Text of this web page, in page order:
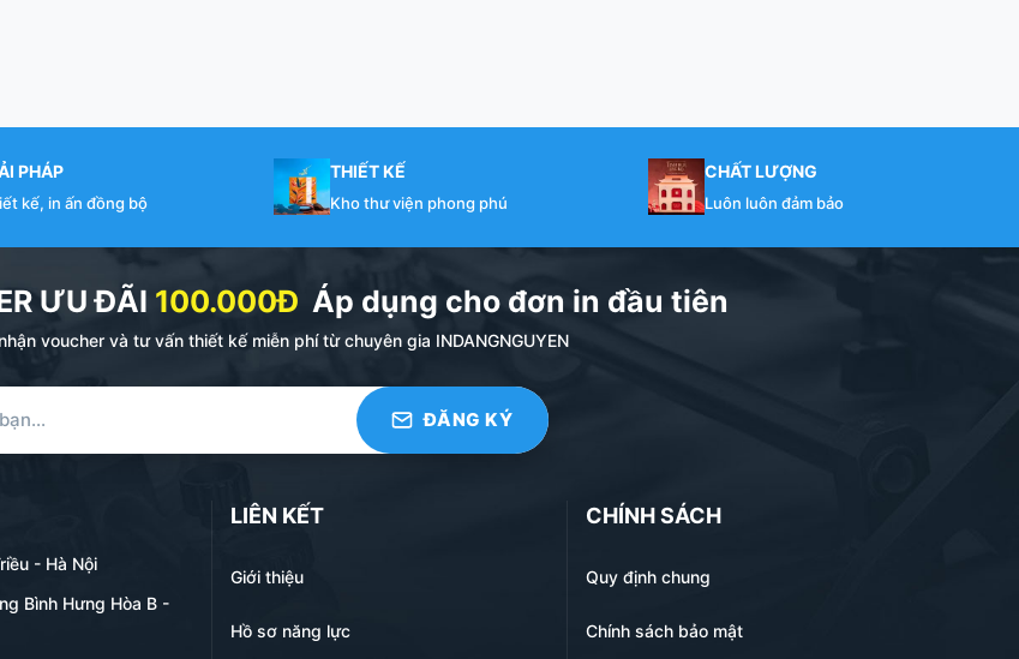
PHÁP
kế, in ấn đồng bộ
THIẾT KẾ
Kho thư viện phong phú
CHẤT LƯỢNG
Luôn luôn đảm bảo
ƯU ĐÃI 100.000Đ Áp dụng cho đơn in đầu tiên
voucher và tư vấn thiết kế miễn phí từ chuyên gia INDANGNGUYEN
- Hà Nội
Bình Hưng Hòa B -
LIÊN KẾT
Giới thiệu
Hồ sơ năng lực
CHÍNH SÁCH
Quy định chung
Chính sách bảo mật